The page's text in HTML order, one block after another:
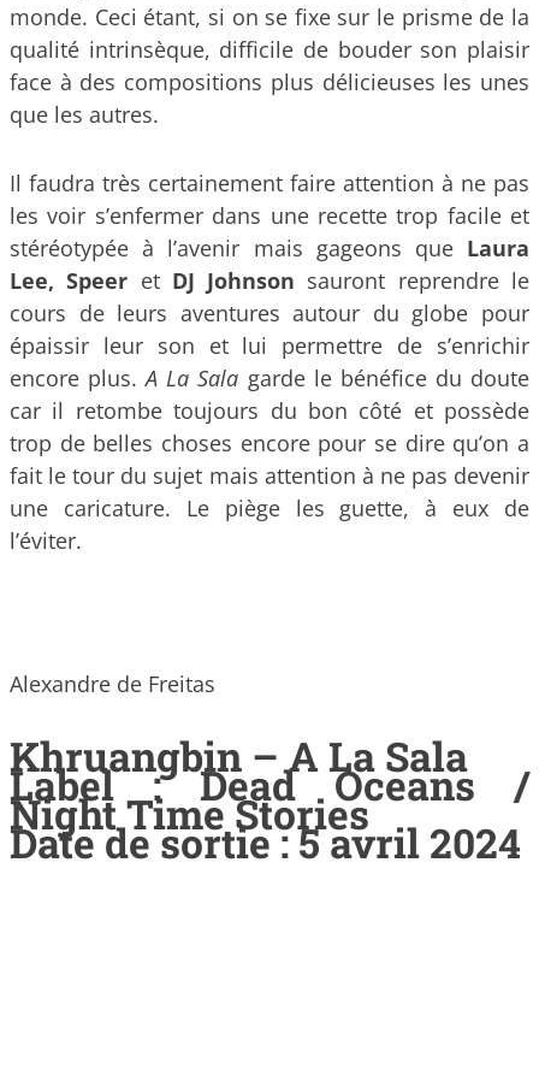
monde. Ceci étant, si on se fixe sur le prisme de la
qualité intrinsèque, difficile de bouder son plaisir
face à des compositions plus délicieuses les unes
que les autres.
Il faudra très certainement faire attention à ne pas
les voir s’enfermer dans une recette trop facile et
stéréotypée à l’avenir mais gageons que Laura
Lee, Speer et DJ Johnson sauront reprendre le
cours de leurs aventures autour du globe pour
épaissir leur son et lui permettre de s’enrichir
encore plus.A La Sala garde le bénéfice du doute
car il retombe toujours du bon côté et possède
trop de belles choses encore pour se dire qu’on a
fait le tour du sujet mais attention à ne pas devenir
une caricature. Le piège les guette, à eux de
l’éviter.
Alexandre de Freitas
Khruangbin – A La Sala
Label : Dead Oceans /
Night Time Stories
Date de sortie : 5 avril 2024